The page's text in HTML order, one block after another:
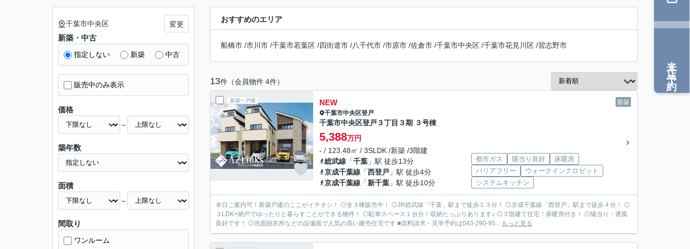
おすすめのエリア
船橋市 /市川市 /千葉市若葉区 /四街道市 /八千代市 /市原市 /佐倉市 /千葉市中央区 /千葉市花見川区 /習志野市
13件（会員物件 4件）
新築一戸建 新築
NEW
千葉市中央区登戸
千葉市中央区登戸３丁目３期 ３号棟
5,388万円
- / 123.48㎡ / 3SLDK /新築 /3階建
総武線 「千葉 」駅 徒歩13分
京成千葉線 「西登戸 」駅 徒歩4分
京成千葉線 「新千葉 」駅 徒歩10分
都市ガス 陽当り良好
床暖房
バリアフリー
ウォークインクロゼット
システムキッチン
本日ご案内可！新築戸建のここがイチオシ！ ◎全３棟販売中！ ◎JR総武線「千葉」駅まで徒歩１３分！ ◎京成千葉線「西登戸」駅まで徒歩４分！ ◎
３LDK+納戸でゆったりと暮らすことができる物件！ ◎駐車スペース１台分！収納たっぷりあります♪ ◎３階建て住宅！床暖房付き！ ◎陽当り・通風
良好です！ ◎洗面脱衣所などの設備面で人気の高い建売住宅です ■資料請求・見学予約は043-290-95... もっと見る
千葉市中央区 変更
新築・中古
指定しない 新築 中古
販売中のみ表示
価格
～
築年数
面積
～
間取り
ワンルーム
来店予約